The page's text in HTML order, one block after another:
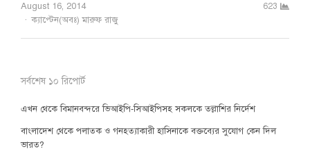
August 16, 2014
Author
ক্যাপ্টেন(অবঃ) মারুফ রাজু
623
সর্বশেষ ১০ রিপোর্ট
এখন থেকে বিমানবন্দরে ভিআইপি-সিআইপিসহ সকলকে তল্লাশির নির্দেশ
বাংলাদেশ থেকে পলাতক ও গনহত্যাকারী হাসিনাকে বক্তব্যের সুযোগ কেন দিল
ভারত?